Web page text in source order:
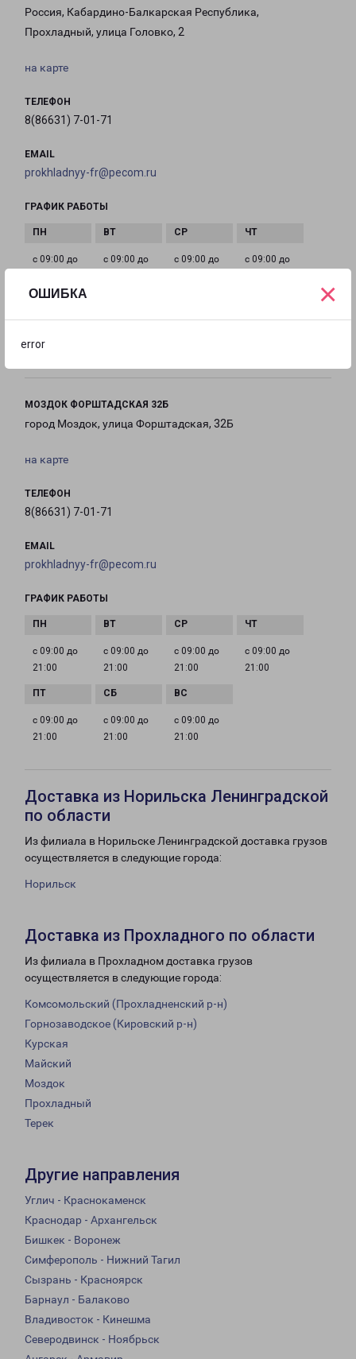
ОШИБКА
error
×
Россия, Кабардино-Балкарская Республика,
Прохладный, улица Головко, 2
на карте
ТЕЛЕФОН
8(86631) 7-01-71
EMAIL
prokhladnyy-fr@pecom.ru
ГРАФИК РАБОТЫ
с 09:00 до
с 09:00 до
с 09:00 до
с 09:00 до
18:00
МОЗДОК ФОРШТАДСКАЯ 32Б
город Моздок, улица Форштадская, 32Б
на карте
ТЕЛЕФОН
8(86631) 7-01-71
EMAIL
prokhladnyy-fr@pecom.ru
ГРАФИК РАБОТЫ
с 09:00 до
21:00
с 09:00 до
21:00
с 09:00 до
21:00
с 09:00 до
21:00
с 09:00 до
21:00
с 09:00 до
21:00
с 09:00 до
21:00
Доставка из Норильска Ленинградской
по области
Из филиала в Норильске Ленинградской доставка грузов
осуществляется в следующие города:
Норильск
Доставка из Прохладного по области
Из филиала в Прохладном доставка грузов
осуществляется в следующие города:
Комсомольский (Прохладненский р-н)
Горнозаводское (Кировский р-н)
Курская
Майский
Моздок
Прохладный
Терек
Другие направления
Углич - Краснокаменск
Краснодар - Архангельск
Бишкек - Воронеж
Симферополь - Нижний Тагил
Сызрань - Красноярск
Барнаул - Балаково
Владивосток - Кинешма
Северодвинск - Ноябрьск